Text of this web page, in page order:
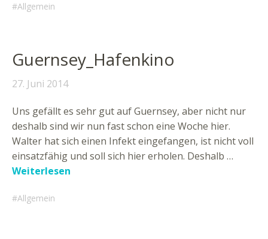
Allgemein
Guernsey_Hafenkino
27. Juni 2014
Uns gefällt es sehr gut auf Guernsey, aber nicht nur
deshalb sind wir nun fast schon eine Woche hier.
Walter hat sich einen Infekt eingefangen, ist nicht voll
einsatzfähig und soll sich hier erholen. Deshalb …
Weiterlesen
Allgemein